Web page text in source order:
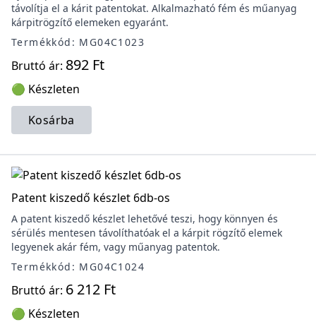
távolítja el a kárit patentokat. Alkalmazható fém és műanyag
kárpitrögzítő elemeken egyaránt.
Termékkód: MG04C1023
Bruttó ár: 892 Ft
🟢 Készleten
Kosárba
Patent kiszedő készlet 6db-os
A patent kiszedő készlet lehetővé teszi, hogy könnyen és
sérülés mentesen távolíthatóak el a kárpit rögzítő elemek
legyenek akár fém, vagy műanyag patentok.
Termékkód: MG04C1024
Bruttó ár: 6 212 Ft
🟢 Készleten